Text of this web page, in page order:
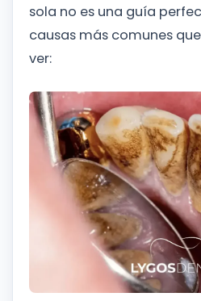
sola no es una guía
causas más comunes
ver: